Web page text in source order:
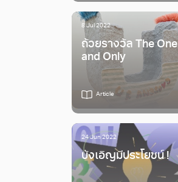
8 Jul 2022
ถ้วยรางวัล The One
and Only
Article
24 Jun 2022
บังเอิญมีประโยชน์ !